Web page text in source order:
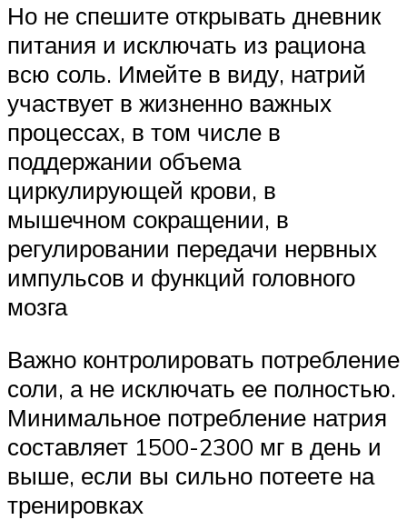
Но не спешите открывать дневник
питания и исключать из рациона
всю соль. Имейте в виду, натрий
участвует в жизненно важных
процессах, в том числе в
поддержании объема
циркулирующей крови, в
мышечном сокращении, в
регулировании передачи нервных
импульсов и функций головного
мозга
Важно контролировать потребление
соли, а не исключать ее полностью.
Минимальное потребление натрия
составляет 1500-2300 мг в день и
выше, если вы сильно потеете на
тренировках